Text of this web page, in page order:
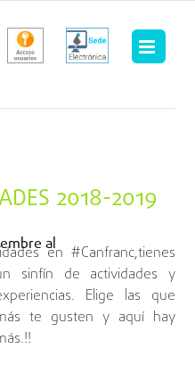
2018-2019
al
en #Canfranc,tienes
sinfín de actividades y
Elige las que
te gusten y aquí hay